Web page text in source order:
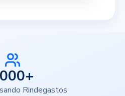
Rindegastos